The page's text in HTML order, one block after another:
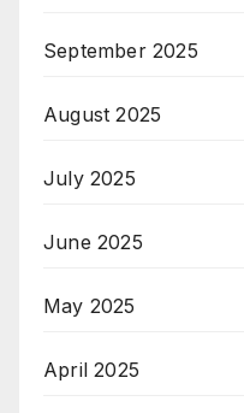
September 2025
August 2025
July 2025
June 2025
May 2025
April 2025